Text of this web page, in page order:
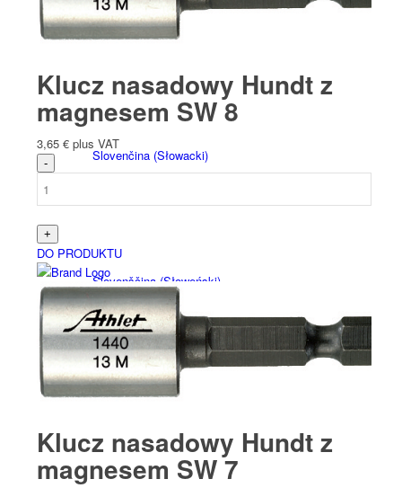
Italiano(Włoski)
Slovenčina(Słowacki)
Slovenščina (Słoweński)
Klucz nasadowy Hundt z
magnesem SW 8
3,65 € plus VAT
DO PRODUKTU
Klucz nasadowy Hundt z
magnesem SW 7